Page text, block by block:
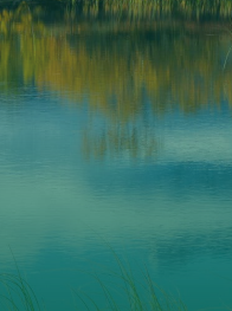
Kontakt oss
Styrende